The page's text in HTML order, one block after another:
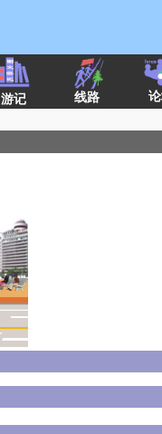
游记 线路